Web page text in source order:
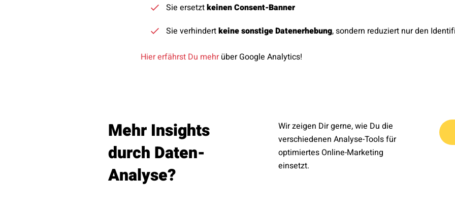
Sie ersetztkeinen Consent-Banner
Sie verhindertkeine sonstige Datenerhebung, sondern reduziert nur den
Hier erfährst Du mehrüber Google Analytics!
Mehr Insights
durch Daten-
Analyse?
Wir zeigen Dir gerne, wie Du die
verschiedenen Analyse-Tools für
optimiertes Online-Marketing
einsetzt.